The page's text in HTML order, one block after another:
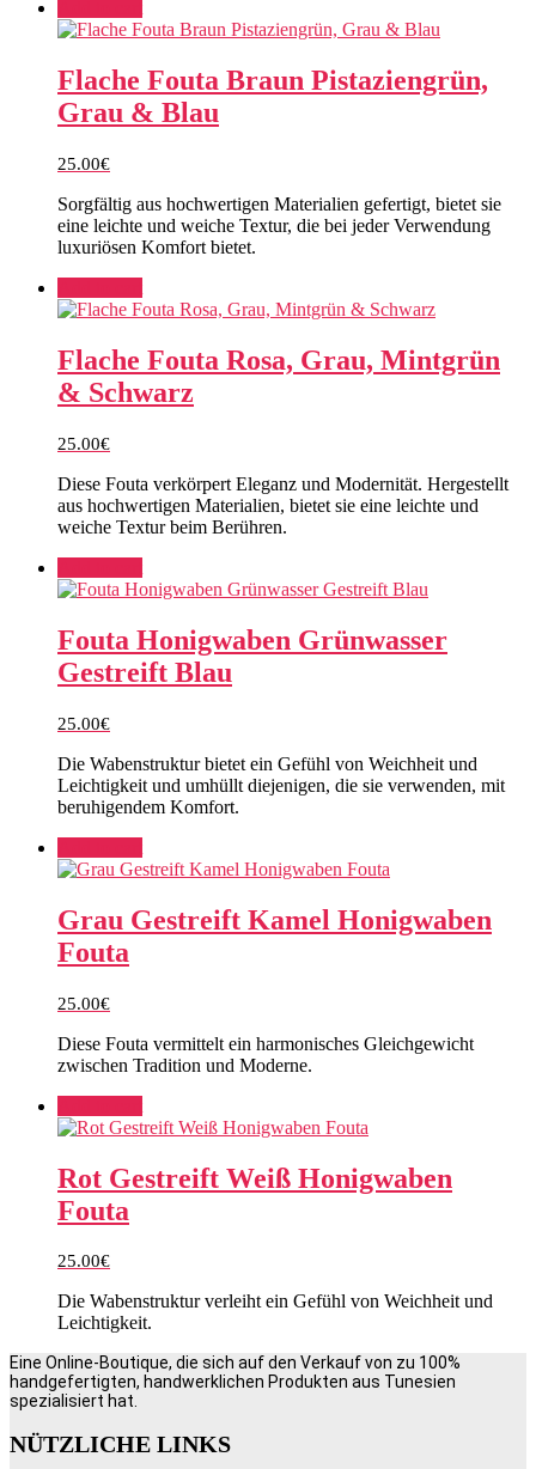
Flache Fouta Braun Pistaziengrün,
Grau & Blau
25.00€
Sorgfältig aus hochwertigen Materialien gefertigt, bietet sie
eine leichte und weiche Textur, die bei jeder Verwendung
luxuriösen Komfort bietet.
Flache Fouta Rosa, Grau, Mintgrün
& Schwarz
25.00€
Diese Fouta verkörpert Eleganz und Modernität. Hergestellt
aus hochwertigen Materialien, bietet sie eine leichte und
weiche Textur beim Berühren.
Fouta Honigwaben Grünwasser
Gestreift Blau
25.00€
Die Wabenstruktur bietet ein Gefühl von Weichheit und
Leichtigkeit und umhüllt diejenigen, die sie verwenden, mit
beruhigendem Komfort.
Grau Gestreift Kamel Honigwaben
Fouta
25.00€
Diese Fouta vermittelt ein harmonisches Gleichgewicht
zwischen Tradition und Moderne.
Rot Gestreift Weiß Honigwaben
Fouta
25.00€
Die Wabenstruktur verleiht ein Gefühl von Weichheit und
Leichtigkeit.
Eine Online-Boutique, die sich auf den Verkauf von zu 100%
handgefertigten, handwerklichen Produkten aus Tunesien
spezialisiert hat.
NÜTZLICHE LINKS